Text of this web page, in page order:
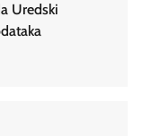
Uredski